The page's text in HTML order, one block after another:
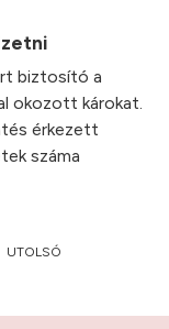
biztosító a
okozott károkat.
érkezett
száma
UTOLSÓ